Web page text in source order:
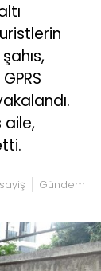
aile,
Gündem